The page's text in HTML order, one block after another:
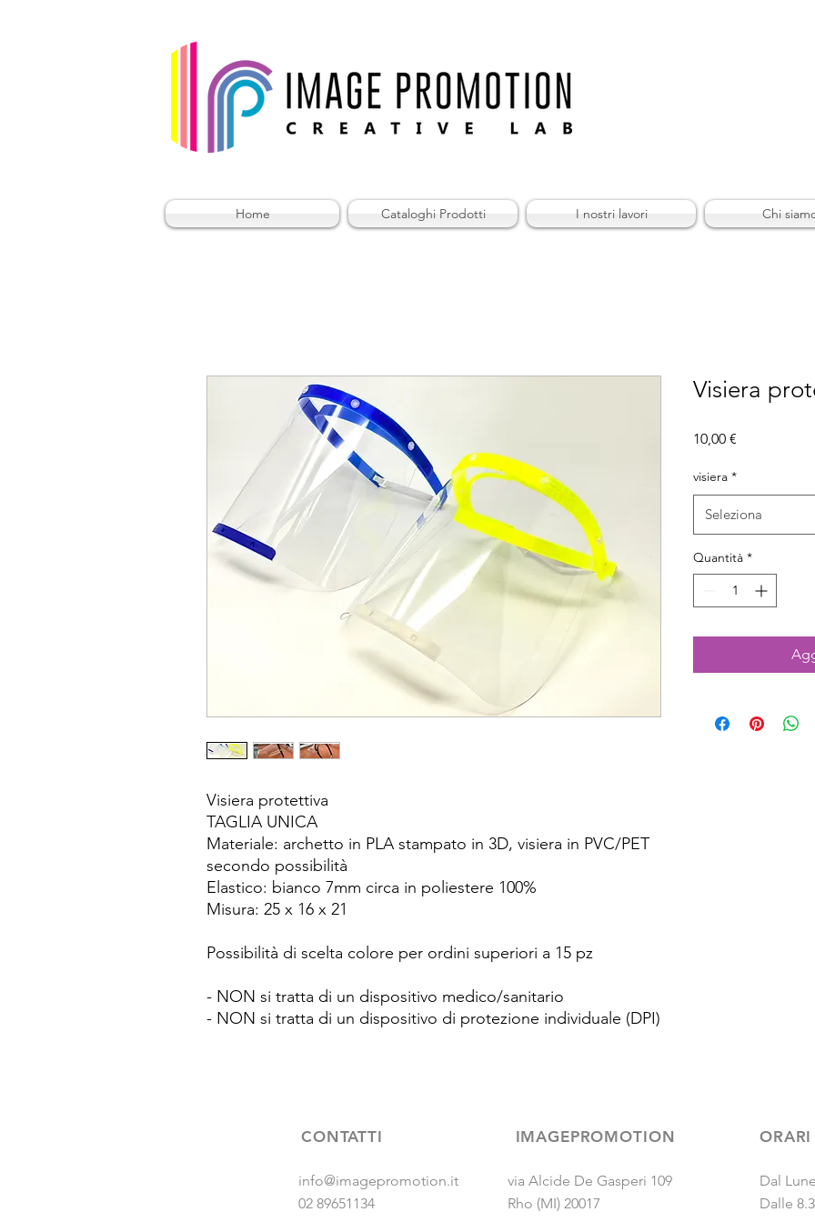
Home Cataloghi Prodotti I nostri lavori Chi
Visiera protettiva
TAGLIA UNICA
Materiale: archetto in PLA stampato in 3D, visiera in PVC/PET
secondo possibilità
Elastico: bianco 7mm circa in poliestere 100%
Misura: 25 x 16 x 21
Possibilità di scelta colore per ordini superiori a 15 pz
- NON si tratta di un dispositivo medico/sanitario
- NON si tratta di un dispositivo di protezione individuale (DPI)
Visiera
10,00 €
visiera *
Seleziona
Quantità *
CONTATTI
info@imagepromotion.it
02 89651134
IMAGEPROMOTION
via Alcide De Gasperi 109
Rho (MI) 20017
ORARI
Dal
Dalle